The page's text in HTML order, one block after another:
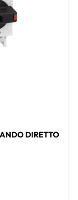
DIRETTO